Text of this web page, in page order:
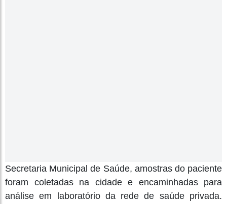
Secretaria Municipal de Saúde, amostras do paciente
foram coletadas na cidade e encaminhadas para
análise em laboratório da rede de saúde privada.